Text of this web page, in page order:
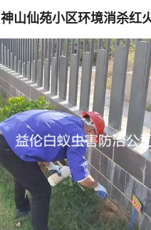
神山仙苑小区环境消杀红